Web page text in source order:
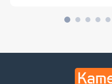
Kamera.de